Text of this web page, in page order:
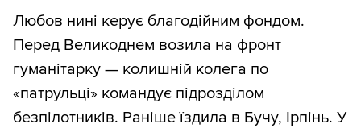
Любов нині керує благодійним фондом.
Перед Великоднем возила на фронт
гуманітарку — колишній колега по
«патрульці» командує підрозділом
безпілотників. Раніше їздила в Бучу, Ірпінь. У